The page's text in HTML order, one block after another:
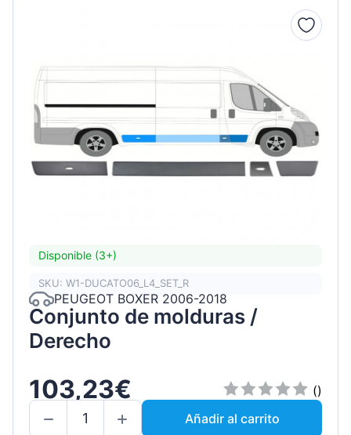
Disponible (3+)
SKU: W1-DUCATO06_L4_SET_R
PEUGEOT BOXER 2006-2018
Conjunto de molduras /
Derecho
103,23€
()
Añadir al carrito